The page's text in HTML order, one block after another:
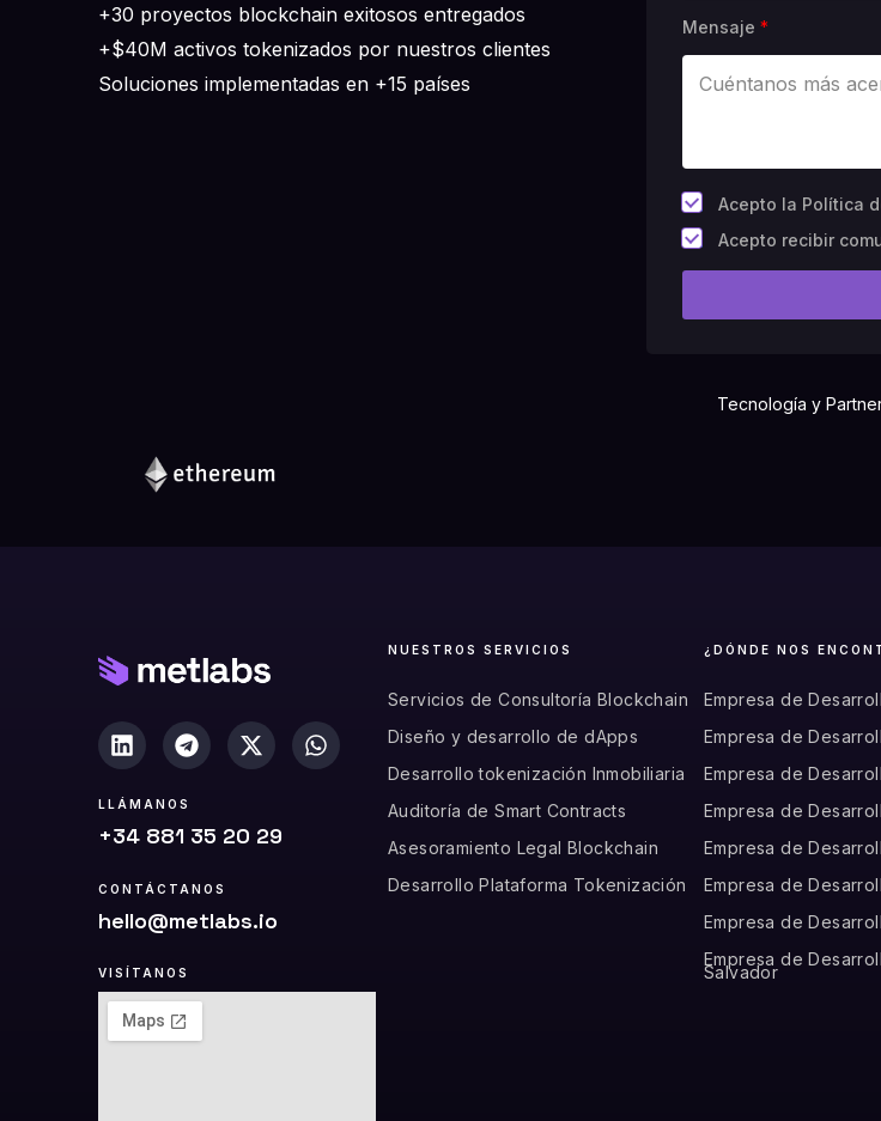
+30 proyectos blockchain exitosos entregados
+$40M activos tokenizados por nuestros clientes
Soluciones implementadas en +15 países
Mensaje *
*
Acepto la Política
C
a
m
o
Acepto recibir
Tecnología y
LLÁMANOS
+34 881 35 20 29
CONTÁCTANOS
hello@metlabs.io
VISÍTANOS
NUESTROS SERVICIOS
Servicios de Consultoría Blockchain
Diseño y desarrollo de dApps
Desarrollo tokenización Inmobiliaria
Auditoría de Smart Contracts
Asesoramiento Legal Blockchain
Desarrollo Plataforma Tokenización
¿DÓNDE NOS
Empresa de
Empresa de
Empresa de
Empresa de
Empresa de
Empresa de
Empresa de
Empresa de
Salvador